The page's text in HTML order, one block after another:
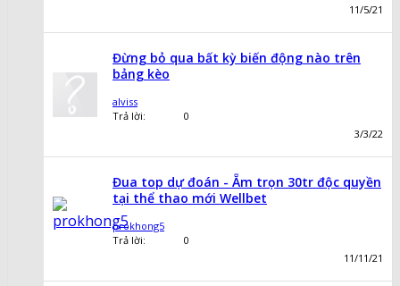
11/5/21
Đừng bỏ qua bất kỳ biến động nào trên
bảng kèo
alviss
Trả lời:
0
3/3/22
Đua top dự đoán - Ẵm trọn 30tr độc quyền
tại thể thao mới Wellbet
prokhong5
Trả lời:
0
11/11/21